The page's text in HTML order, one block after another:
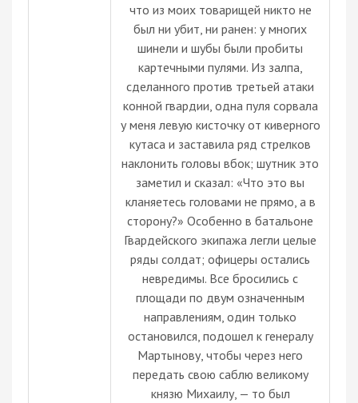
что из моих товарищей никто не
был ни убит, ни ранен: у многих
шинели и шубы были пробиты
картечными пулями. Из залпа,
сделанного против третьей атаки
конной гвардии, одна пуля сорвала
у меня левую кисточку от киверного
кутаса и заставила ряд стрелков
наклонить головы вбок; шутник это
заметил и сказал: «Что это вы
кланяетесь головами не прямо, а в
сторону?» Особенно в батальоне
Гвардейского экипажа легли целые
ряды солдат; офицеры остались
невредимы. Все бросились с
площади по двум означенным
направлениям, один только
остановился, подошел к генералу
Мартынову, чтобы через него
передать свою саблю великому
князю Михаилу, — то был